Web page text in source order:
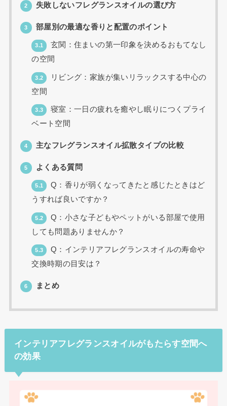
2 失敗しないフレグランスオイルの選び方
3 部屋別の最適な香りと配置のポイント
3.1
玄関：住まいの第一印象を決めるおもてなし
の空間
3.2
リビング：家族が集いリラックスする中心の
空間
3.3
寝室：一日の疲れを癒やし眠りにつくプライ
ベート空間
4 主なフレグランスオイル拡散タイプの比較
5 よくある質問
5.1
Q：香りが弱くなってきたと感じたときはど
うすれば良いですか？
5.2
Q：小さな子どもやペットがいる部屋で使用
しても問題ありませんか？
5.3
Q：インテリアフレグランスオイルの寿命や
交換時期の目安は？
6 まとめ
インテリアフレグランスオイルがもたらす空間へ
の効果